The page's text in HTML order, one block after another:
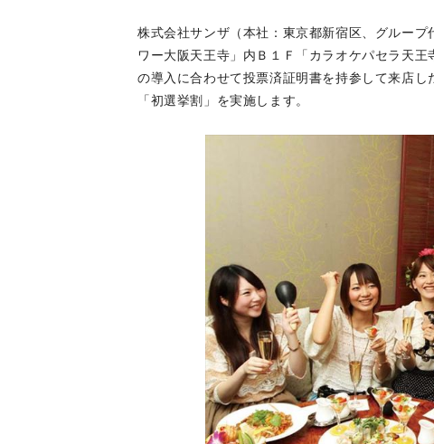
株式会社サンザ（本社：東京都新宿区、グルー
ワー大阪天王寺」内Ｂ１Ｆ「カラオケパセラ天
の導入に合わせて投票済証明書を持参して来店
「初選挙割」を実施します。